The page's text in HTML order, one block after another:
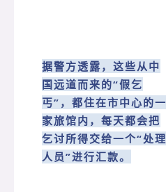
据警方透露，这些从中
国远道而来的“假乞
丐”，都住在市中心的一
家旅馆内，每天都会把
乞讨所得交给一个“处理
人员”进行汇款。